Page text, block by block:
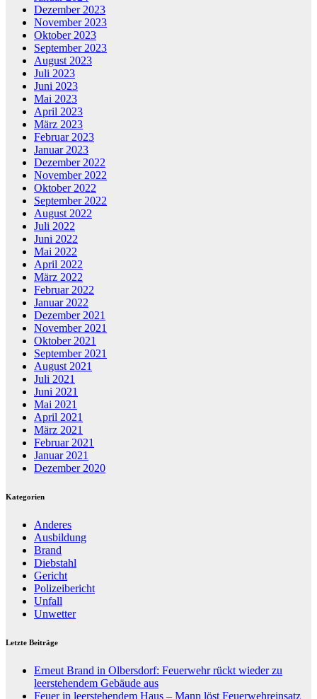
Dezember 2023
November 2023
Oktober 2023
September 2023
August 2023
Juli 2023
Juni 2023
Mai 2023
April 2023
März 2023
Februar 2023
Januar 2023
Dezember 2022
November 2022
Oktober 2022
September 2022
August 2022
Juli 2022
Juni 2022
Mai 2022
April 2022
März 2022
Februar 2022
Januar 2022
Dezember 2021
November 2021
Oktober 2021
September 2021
August 2021
Juli 2021
Juni 2021
Mai 2021
April 2021
März 2021
Februar 2021
Januar 2021
Dezember 2020
Kategorien
Anderes
Ausbildung
Brand
Diebstahl
Gericht
Polizeibericht
Unfall
Unwetter
Letzte Beiträge
Erneut Brand in Olbersdorf: Feuerwehr rückt wieder zu
leerstehendem Gebäude aus
Feuer in leerstehendem Haus – Mann löst Feuerwehreinsatz